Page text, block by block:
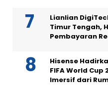
Lianlian
Timur Tengah,
Pembayaran
Hisense
FIFA World
Imersif dari